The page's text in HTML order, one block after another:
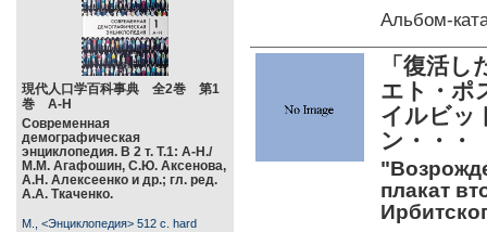
現代人口学百科事典 全2巻 第1
巻 А-Н
Современная
демографическая
энциклопедия. В 2 т. Т.1: А-Н./
М.М. Агафошин, С.Ю. Аксенова,
А.Н. Алексеенко и др.; гл. ред.
А.А. Ткаченко.
М., <Энциклопедия> 512 c. hard
Альбом-
「復活
エト・ポ
イルビッ
ン・・・
плакат